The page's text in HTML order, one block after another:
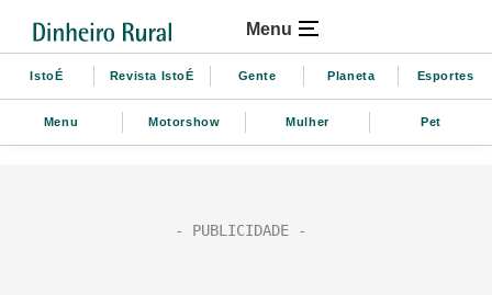
Menu
IstoÉ Revista IstoÉ Gente Planeta Esportes
Menu Motorshow Mulher Pet